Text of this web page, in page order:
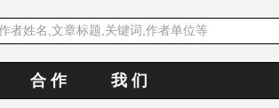
合 作 我 们